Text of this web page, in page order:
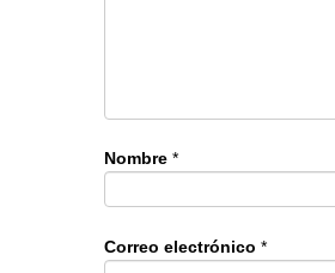
Nombre *
Correo electrónico *